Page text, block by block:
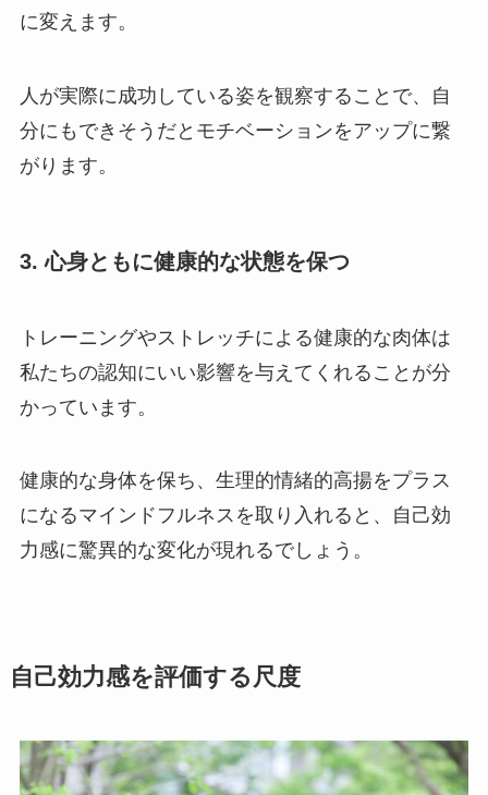
に変えます。
人が実際に成功している姿を観察することで、自
分にもできそうだとモチベーションをアップに繋
がります。
3. 心身ともに健康的な状態を保つ
トレーニングやストレッチによる健康的な肉体は
私たちの認知にいい影響を与えてくれることが分
かっています。
健康的な身体を保ち、生理的情緒的高揚をプラス
になるマインドフルネスを取り入れると、自己効
力感に驚異的な変化が現れるでしょう。
自己効力感を評価する尺度